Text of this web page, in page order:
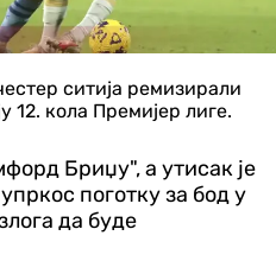
ситија ремизирали
12. кола Премијер лиге.
Бриџу", а утисак је
поготку за бод у
да буде